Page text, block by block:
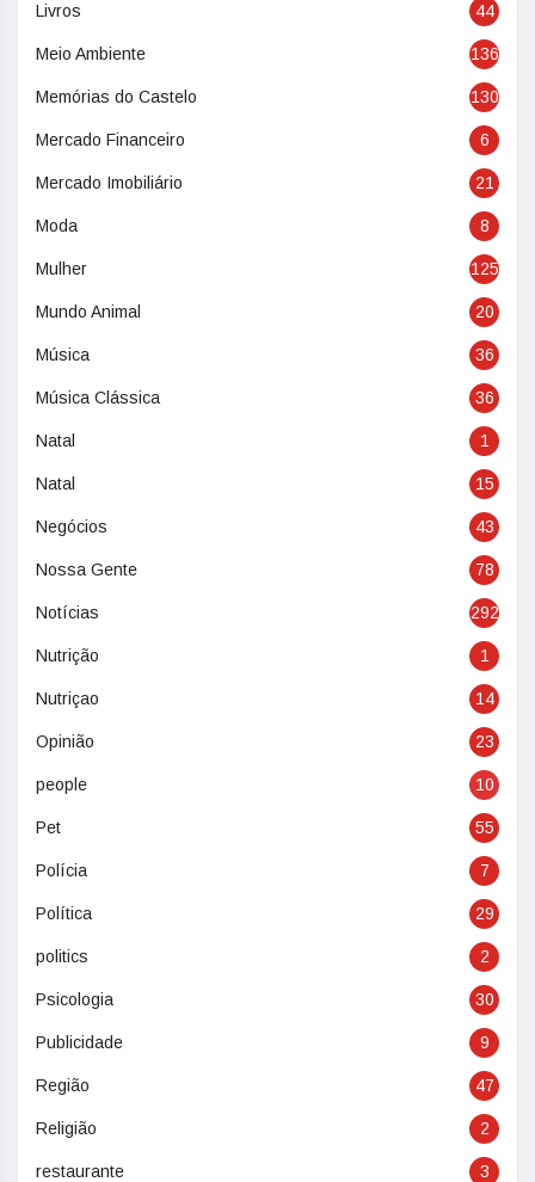
Livros 44
Meio Ambiente 136
Memórias do Castelo 130
Mercado Financeiro 6
Mercado Imobiliário 21
Moda 8
Mulher 125
Mundo Animal 20
Música 36
Música Clássica 36
Natal 1
Natal 15
Negócios 43
Nossa Gente 78
Notícias 292
Nutrição 1
Nutriçao 14
Opinião 23
people 10
Pet 55
Polícia 7
Política 29
politics 2
Psicologia 30
Publicidade 9
Região 47
Religião 2
restaurante 3